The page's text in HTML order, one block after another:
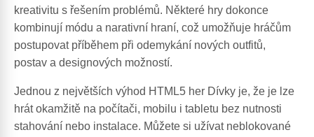
kreativitu s řešením problémů. Některé hry dokonce
kombinují módu a narativní hraní, což umožňuje hráčům
postupovat příběhem při odemykání nových outfitů,
postav a designových možností.
Jednou z největších výhod HTML5 her Dívky je, že je lze
hrát okamžitě na počítači, mobilu i tabletu bez nutnosti
stahování nebo instalace. Můžete si užívat neblokované